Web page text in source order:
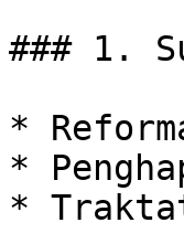
### 1.
*
*
* Traktat